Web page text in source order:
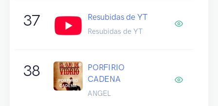
37 Resubidas de YT
Resubidas de YT
38
PORFIRIO
CADENA
ANGEL